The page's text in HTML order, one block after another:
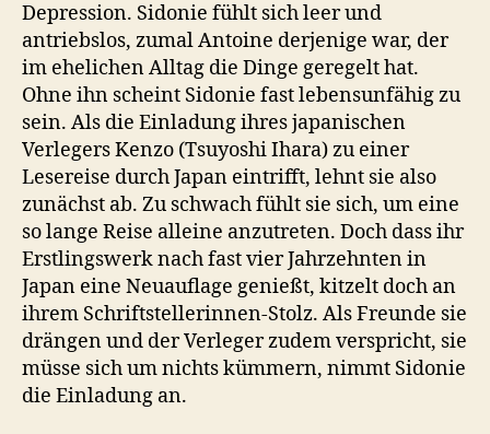
Depression. Sidonie fühlt sich leer und
antriebslos, zumal Antoine derjenige war, der
im ehelichen Alltag die Dinge geregelt hat.
Ohne ihn scheint Sidonie fast lebensunfähig zu
sein. Als die Einladung ihres japanischen
Verlegers Kenzo (Tsuyoshi Ihara) zu einer
Lesereise durch Japan eintrifft, lehnt sie also
zunächst ab. Zu schwach fühlt sie sich, um eine
so lange Reise alleine anzutreten. Doch dass ihr
Erstlingswerk nach fast vier Jahrzehnten in
Japan eine Neuauflage genießt, kitzelt doch an
ihrem Schriftstellerinnen-Stolz. Als Freunde sie
drängen und der Verleger zudem verspricht, sie
müsse sich um nichts kümmern, nimmt Sidonie
die Einladung an.